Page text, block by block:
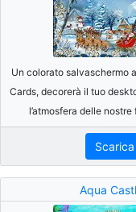
Un colorato salvaschermo
Cards, decorerà il tuo
l’atmosfera delle
Scarica
Aqua